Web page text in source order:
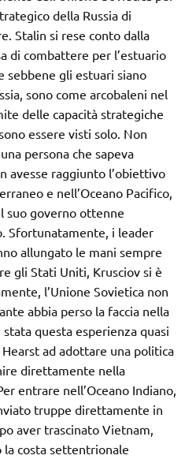
della Russia di
Stalin si rese conto dalla
di combattere per l’estuario
sebbene gli estuari siano
sono come arcobaleni nel
delle capacità strategiche
essere visti solo. Non
persona che sapeva
avesse raggiunto l’obiettivo
e nell’Oceano Pacifico,
suo governo ottenne
Sfortunatamente, i leader
allungato le mani sempre
gli Stati Uniti, Krusciov si è
l’Unione Sovietica non
abbia perso la faccia nella
questa esperienza quasi
ad adottare una politica
direttamente nella
entrare nell’Oceano Indiano,
truppe direttamente in
aver trascinato Vietnam,
la costa settentrionale